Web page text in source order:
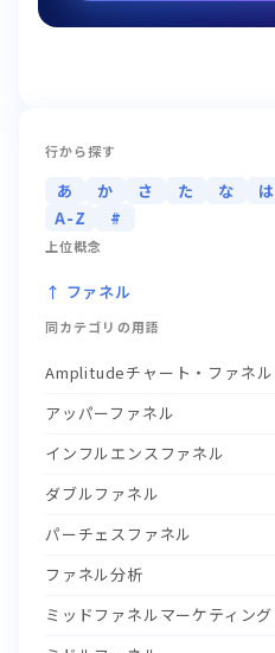
行から探す
あ か さ た な は
A-Z
#
上位概念
↑ ファネル
同カテゴリの用語
Amplitudeチャート・ファネル
アッパーファネル
インフルエンスファネル
ダブルファネル
パーチェスファネル
ファネル分析
ミッドファネルマーケティング